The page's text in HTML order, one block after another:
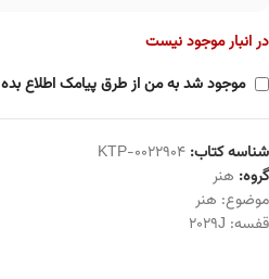
در انبار موجود نیست
موجود شد به من از طرق پیامک اطلاع بده
شناسه کتاب: KTP-0022904
گروه: هنر
موضوع: هنر
قفسه: 2029J